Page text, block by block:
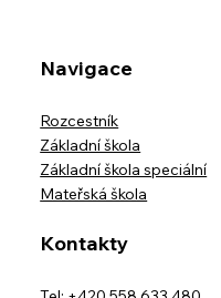
Navigace
Rozcestník
Základní škola
Základní škola speciální
Mateřská škola
Kontakty